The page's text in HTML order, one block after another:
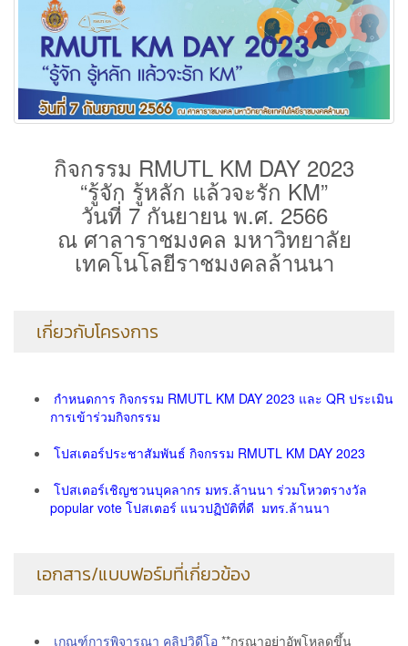
กิจกรรม RMUTL KM DAY 2023
“รู้จัก รู้หลัก แล้วจะรัก KM”
วันที่ 7 กันยายน พ.ศ. 2566
ณ ศาลาราชมงคล มหาวิทยาลัย
เทคโนโลยีราชมงคลล้านนา
เกี่ยวกับโครงการ
กำหนดการ กิจกรรม RMUTL KM DAY 2023 และ QR ประเมิน
การเข้าร่วมกิจกรรม
โปสเตอร์ประชาสัมพันธ์ กิจกรรม RMUTL KM DAY 2023
โปสเตอร์เชิญชวนบุคลากร มทร.ล้านนา ร่วมโหวตรางวัล
popular vote โปสเตอร์ แนวปฏิบัติที่ดี มทร.ล้านนา
เอกสาร/แบบฟอร์มที่เกี่ยวข้อง
เกณฑ์การพิจารณา คลิปวิดีโอ **กรุณาอย่าอัพโหลดขึ้น